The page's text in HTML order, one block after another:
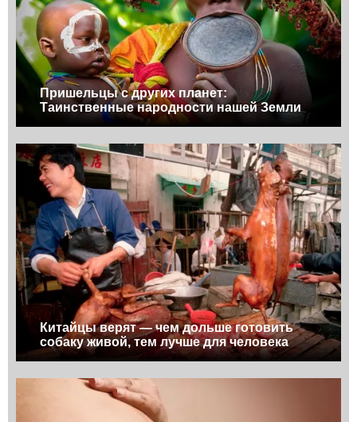
Пришельцы с других планет:
Таинственные народности нашей Земли
Китайцы верят — чем дольше готовить
собаку живой, тем лучше для человека